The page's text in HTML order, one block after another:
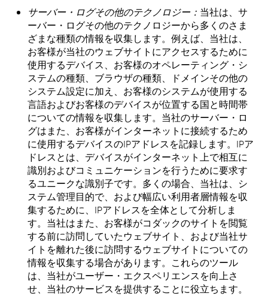
サーバー・ログその他のテクノロジー： 当社は、サ
ーバー・ログその他のテクノロジーから多くのさま
ざまな種類の情報を収集します。例えば、当社は、
お客様が当社のウェブサイトにアクセスするために
使用するデバイス、お客様のオペレーティング・シ
ステムの種類、ブラウザの種類、ドメインその他の
システム設定に加え、お客様のシステムが使用する
言語およびお客様のデバイスが位置する国と時間帯
についての情報を収集します。当社のサーバー・ロ
グはまた、お客様がインターネットに接続するため
に使用するデバイスのIPアドレスを記録します。IPア
ドレスとは、デバイスがインターネット上で相互に
識別およびコミュニケーションを行うために要求す
るユニークな識別子です。多くの場合、当社は、シ
ステム管理目的で、および幅広い利用者層情報を収
集するために、IPアドレスを全体として分析しま
す。当社はまた、お客様がコダックのサイトを閲覧
する前に訪問していたウェブサイト、および当社サ
イトを離れた後に訪問するウェブサイトについての
情報を収集する場合があります。これらのツール
は、当社がユーザー・エクスペリエンスを向上さ
せ、当社のサービスを提供することに役立ちます。